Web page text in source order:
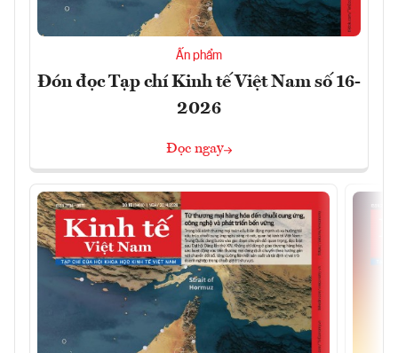
Ấn phẩm
Đón đọc Tạp chí Kinh tế Việt Nam số 16-
2026
Đọc ngay